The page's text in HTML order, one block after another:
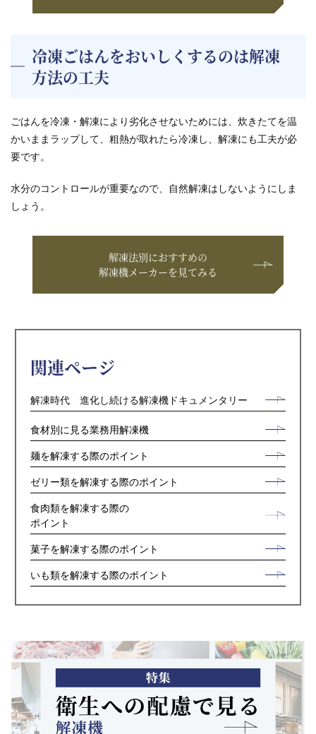
冷凍ごはんをおいしくするのは解凍
方法の工夫
ごはんを冷凍・解凍により劣化させないためには、炊きたてを温
かいままラップして、粗熱が取れたら冷凍し、解凍にも工夫が必
要です。
水分のコントロールが重要なので、自然解凍はしないようにしま
しょう。
解凍法別におすすめの
解凍機メーカーを見てみる
関連ページ
解凍時代 進化し続ける解凍機ドキュメンタリー
食材別に見る業務用解凍機
麺を解凍する際のポイント
ゼリー類を解凍する際のポイント
食肉類を解凍する際の
ポイント
菓子を解凍する際のポイント
いも類を解凍する際のポイント